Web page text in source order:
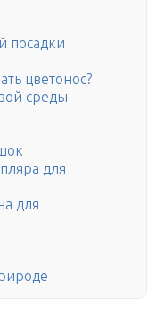
посадки
цветонос?
среды
для
для